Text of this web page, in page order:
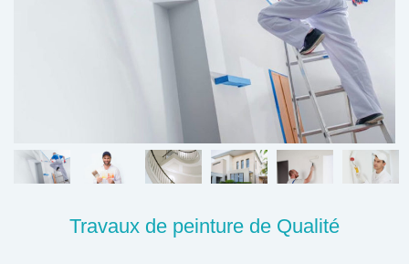
Travaux de peinture de Qualité